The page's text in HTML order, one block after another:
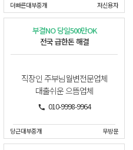
더빠른대부중개 저신용자
부결NO 당일500만OK
전국 급한돈 해결
직장인 주부님월변전문업체
대출쉬운 으뜸업체
010-9998-9964
당근대부중개 무방문